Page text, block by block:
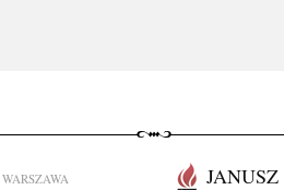
WARSZAWA